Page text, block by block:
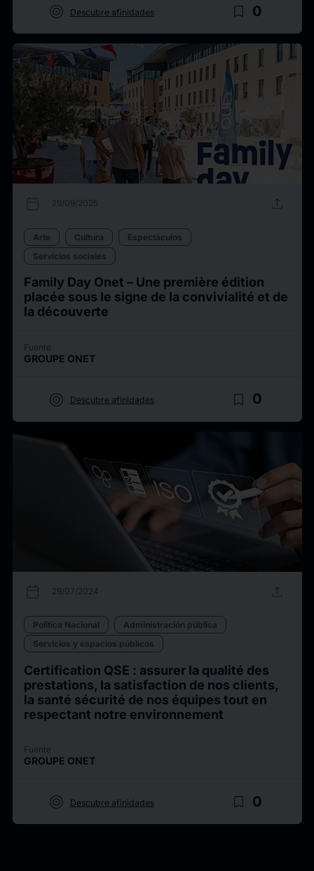
target Descubre afinidades bookmark_border 0
calendar_today 29/09/2025 upload
Arte Cultura
Espectáculos
Servicios sociales
Family Day Onet – Une première édition
placée sous le signe de la convivialité et de
la découverte
Fuente
GROUPE ONET
target Descubre afinidades bookmark_border 0
calendar_today 29/07/2024 upload
Política Nacional
Administración pública
Servicios y espacios públicos
Certification QSE : assurer la qualité des
prestations, la satisfaction de nos clients,
la santé sécurité de nos équipes tout en
respectant notre environnement
Fuente
GROUPE ONET
target Descubre afinidades bookmark_border 0